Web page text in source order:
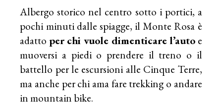
Albergo storico nel centro sotto i portici, a
pochi minuti dalle spiagge, il Monte Rosa è
adatto per chi vuole dimenticare l’auto e
muoversi a piedi o prendere il treno o il
battello per le escursioni alle Cinque Terre,
ma anche per chi ama fare trekking o andare
in mountain bike.